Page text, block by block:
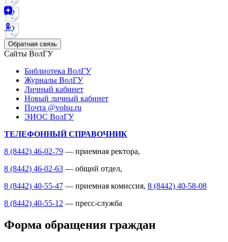
Обратная связь
Сайты ВолГУ
Библиотека ВолГУ
Журналы ВолГУ
Личный кабинет
Новый личный кабинет
Почта @volsu.ru
ЭИОС ВолГУ
ТЕЛЕФОННЫЙ СПРАВОЧНИК
8 (8442) 46-02-79 — приемная ректора,
8 (8442) 46-02-63 — общий отдел,
8 (8442) 40-55-47 — приемная комиссия, 8 (8442) 40-58-08
8 (8442) 40-55-12 — пресс-служба
Форма обращения граждан